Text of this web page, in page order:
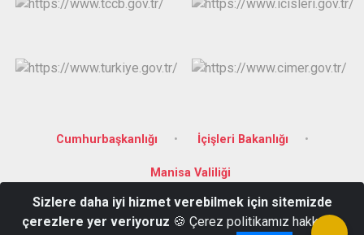
Cumhurbaşkanlığı İçişleri Bakanlığı
Manisa Valiliği
Salihli Kaymakamlığı: Şehitler Mahallesi Ferah Caddesi Hükümet
Konağı No:30/2 Salihli/MANİSA
Sizlere daha iyi hizmet verebilmek için sitemizde
çerezlere yer veriyoruz 🍪 Çerez politikamız hakkında